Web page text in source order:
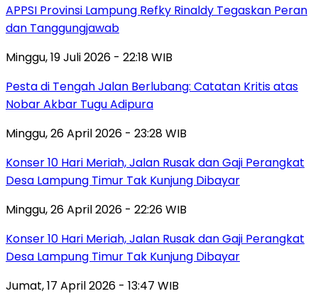
APPSI Provinsi Lampung Refky Rinaldy Tegaskan Peran
dan Tanggungjawab
Minggu, 19 Juli 2026 - 22:18 WIB
Pesta di Tengah Jalan Berlubang: Catatan Kritis atas
Nobar Akbar Tugu Adipura
Minggu, 26 April 2026 - 23:28 WIB
Konser 10 Hari Meriah, Jalan Rusak dan Gaji Perangkat
Desa Lampung Timur Tak Kunjung Dibayar
Minggu, 26 April 2026 - 22:26 WIB
Konser 10 Hari Meriah, Jalan Rusak dan Gaji Perangkat
Desa Lampung Timur Tak Kunjung Dibayar
Jumat, 17 April 2026 - 13:47 WIB